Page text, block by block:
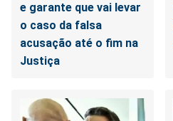
e garante que vai levar
o caso da falsa
acusação até o fim na
Justiça